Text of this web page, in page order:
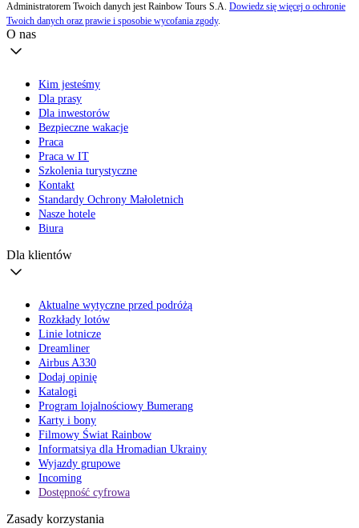
Administratorem Twoich danych jest Rainbow Tours S.A. Dowiedz się więcej o ochronie
Twoich danych oraz prawie i sposobie wycofania zgody.
O nas
Kim jesteśmy
Dla prasy
Dla inwestorów
Bezpieczne wakacje
Praca
Praca w IT
Szkolenia turystyczne
Kontakt
Standardy Ochrony Małoletnich
Nasze hotele
Biura
Dla klientów
Aktualne wytyczne przed podróżą
Rozkłady lotów
Linie lotnicze
Dreamliner
Airbus A330
Dodaj opinię
Katalogi
Program lojalnościowy Bumerang
Karty i bony
Filmowy Świat Rainbow
Informatsiya dla Hromadian Ukrainy
Wyjazdy grupowe
Incoming
Dostępność cyfrowa
Zasady korzystania